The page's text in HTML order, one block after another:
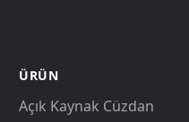
ÜRÜN
Açık Kaynak Cüzdan